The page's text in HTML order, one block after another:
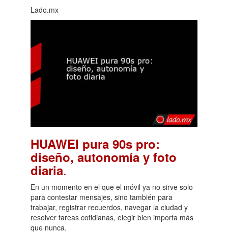
Lado.mx
HUAWEI pura 90s pro:
diseño, autonomía y foto
diaria.
En un momento en el que el móvil ya no sirve solo
para contestar mensajes, sino también para
trabajar, registrar recuerdos, navegar la ciudad y
resolver tareas cotidianas, elegir bien importa más
que nunca.